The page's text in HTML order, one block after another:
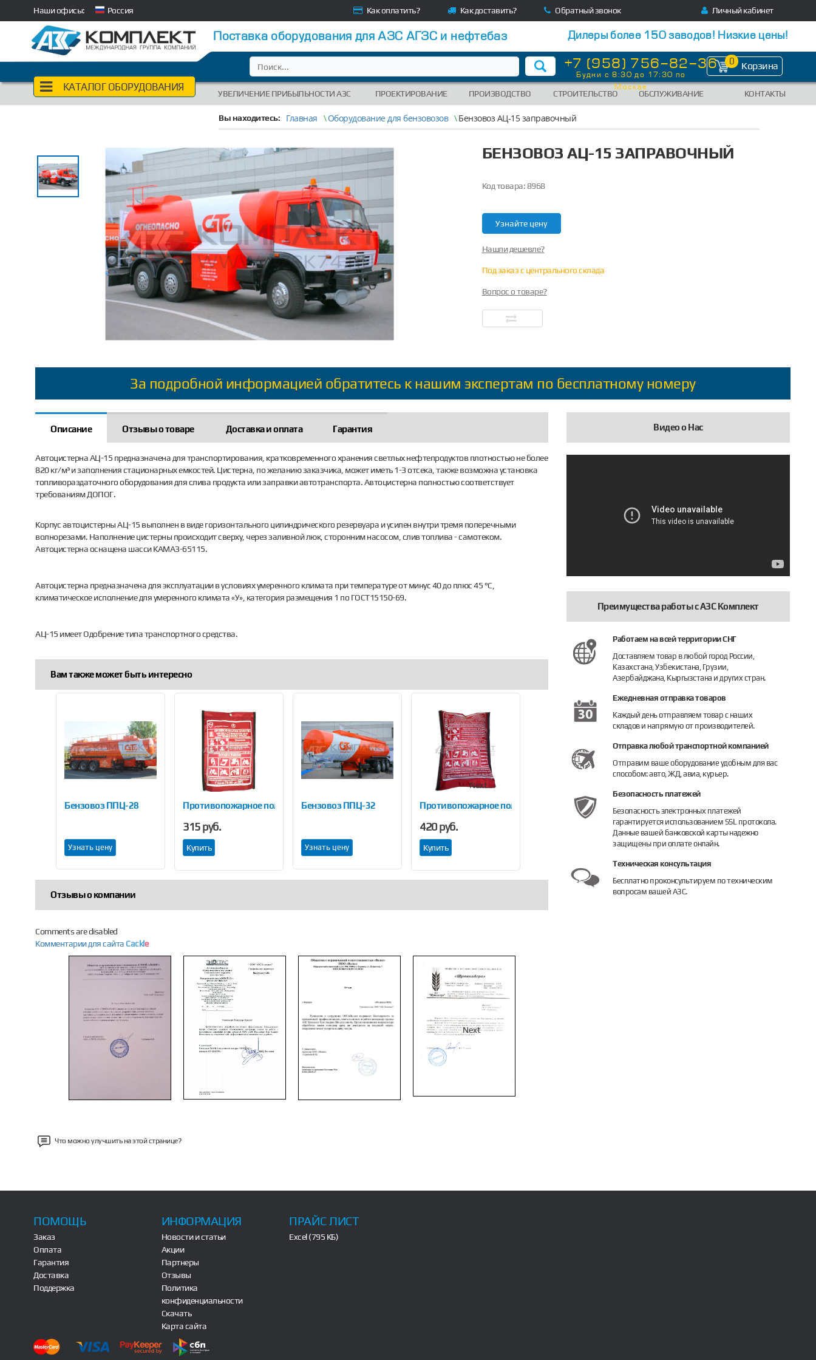
Наши офисы: Россия Как оплатить? Как доставить? Обратный звонок Личный кабинет
Поставка оборудования для АЗС АГЗС и нефтебаз Дилеры более 150 заводов! Низкие цены!
КАТАЛОГ ОБОРУДОВАНИЯ
+7 (958) 756-82-36
Будни с 8:30 до 17:30 по
Москве
0 Корзина
УВЕЛИЧЕНИЕ ПРИБЫЛЬНОСТИ АЗС ПРОЕКТИРОВАНИЕ ПРОИЗВОДСТВО СТРОИТЕЛЬСТВО ОБСЛУЖИВАНИЕ КОНТАКТЫ
Вы находитесь: Главная \Оборудование для бензовозов \Бензовоз АЦ-15 заправочный
БЕНЗОВОЗ АЦ-15 ЗАПРАВОЧНЫЙ
Код товара:8968
Узнайте цену
Нашли дешевле?
Под заказ с центрального склада
Вопрос о товаре?
За подробной информацией обратитесь к нашим экспертам по бесплатному номеру
Описание Отзывы о товаре Доставка и оплата Гарантия
Автоцистерна АЦ-15 предназначена для транспортирования, кратковременного хранения светлых нефтепродуктов плотностью не более
820 кг/м³ и заполнения стационарных емкостей. Цистерна, по желанию заказчика, может иметь 1-3 отсека, также возможна установка
топливораздаточного оборудования для слива продукта или заправки автотранспорта. Автоцистерна полностью соответствует
требованиям ДОПОГ.
Корпус автоцистерны АЦ-15 выполнен в виде горизонтального цилиндрического резервуара и усилен внутри тремя поперечными
волнорезами. Наполнение цистерны происходит сверху, через заливной люк, сторонним насосом, слив топлива - самотеком.
Автоцистерна оснащена шасси КАМАЗ-65115.
Автоцистерна предназначена для эксплуатации в условиях умеренного климата при температуре от минус 40 до плюс 45 °С,
климатическое исполнение для умеренного климата «У», категория размещения 1 по ГОСТ15150-69.
АЦ-15 имеет Одобрение типа транспортного средства.
Вам также может быть интересно
топлива Технотон DFM 250B
Бензовоз ППЦ-28
Узнать цену
Противопожарное полотно 1,5 х 2 м (ПП-300)
315 руб.
Купить
Бензовоз ППЦ-32
Узнать цену
Противопожарное полотно 1,5 х 2 м (ПП-600)
420 руб.
Купить
Бензовоз ППЦ-40 Противопожарное полотно 1,5 х 2 м
1 500 руб.
Купить
Next
Отзывы о компании
Comments are disabled
Комментарии для сайта Cackle
Next
Видео о Нас
Преимущества работы с АЗС Комплект
Работаем на всей территории СНГ
Доставляем товар в любой город России,
Казахстана, Узбекистана, Грузии,
Азербайджана, Кыргызстана и других стран.
Ежедневная отправка товаров
Каждый день отправляем товар с наших
складов и напрямую от производителей.
Отправка любой транспортной компанией
Отправим ваше оборудование удобным для вас
способом: авто, ЖД, авиа, курьер.
Безопасность платежей
Безопасность электронных платежей
гарантируется использованием SSL протокола.
Данные вашей банковской карты надежно
защищены при оплате онлайн.
Техническая консультация
Бесплатно проконсультируем по техническим
вопросам вашей АЗС.
Что можно улучшить на этой странице?
ПОМОЩЬ
Заказ
Оплата
Гарантия
Доставка
Поддержка
ИНФОРМАЦИЯ
Новости и статьи
Акции
Партнеры
Отзывы
Политика
конфиденциальности
Скачать
Карта сайта
ПРАЙС ЛИСТ
Excel (795 КБ)